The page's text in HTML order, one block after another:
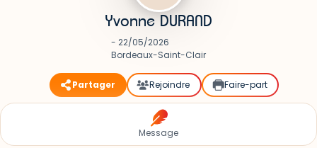
Yvonne DURAND
- 22/05/2026
Bordeaux-Saint-Clair
Partager Rejoindre Faire-part
Message